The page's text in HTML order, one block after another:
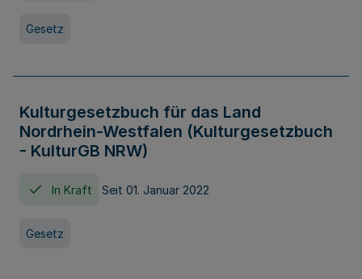
Gesetz
Kulturgesetzbuch für das Land
Nordrhein-Westfalen (Kulturgesetzbuch
- KulturGB NRW)
In Kraft Seit 01. Januar 2022
Gesetz